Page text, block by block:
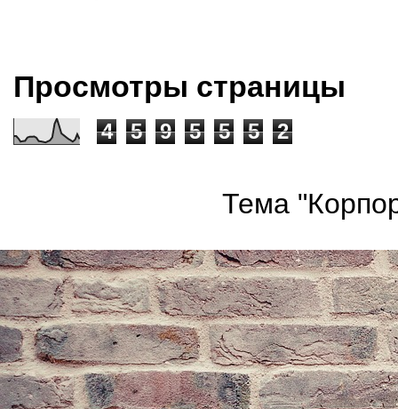
Просмотры страницы
4 5 9 5 5 5 2
Тема